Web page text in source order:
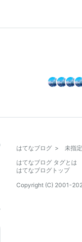
はてなブログ > 未指定
はてなブログ タグとは
はてなブログトップ
Copyright (C) 2001-